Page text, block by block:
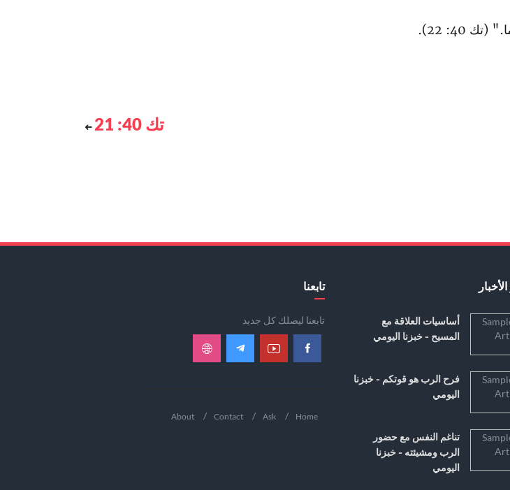
22).
تك 40: 21
أساسيات العلاقة مع
المسيح - خبزنا اليومي
فرح الرب هو قوتكم - خبزنا
اليومي
تناغم النفس مع حضور
الرب ومشيئته - خبزنا
اليومي
تابعنا
تابعنا ليصلك كل جديد
Home
Ask
Contact
About